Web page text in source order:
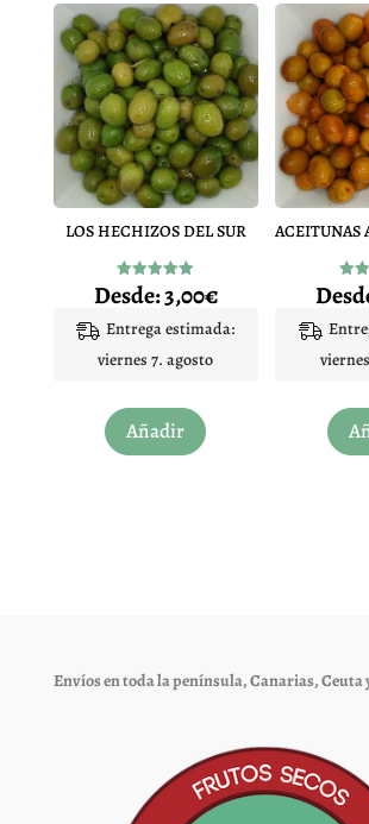
variantes.
Las
opciones
se
pueden
elegir
en
la
de
producto
LOS HECHIZOS DEL SUR
Valorado
con
de 5
Desde:3,00€
Entrega estimada:
viernes 7. agosto
Añadir
producto
elegir
página
de
Envíos en toda la península, Canarias,